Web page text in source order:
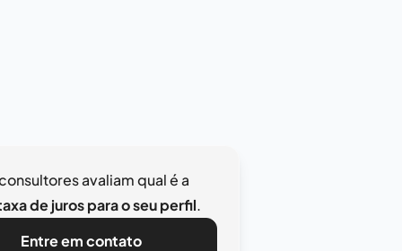
avaliam qual é a
de juros para o seu perfil.
Entre em contato